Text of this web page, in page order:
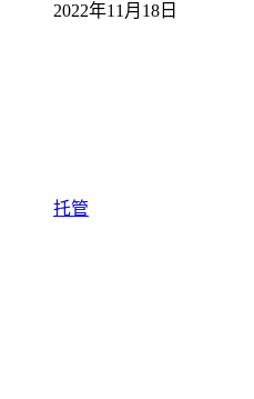
2022年11月18日
托管